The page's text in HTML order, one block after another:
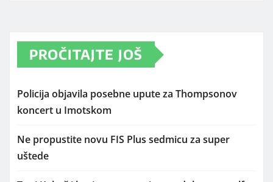
PROČITAJTE JOŠ
Policija objavila posebne upute za Thompsonov
koncert u Imotskom
Ne propustite novu FIS Plus sedmicu za super
uštede